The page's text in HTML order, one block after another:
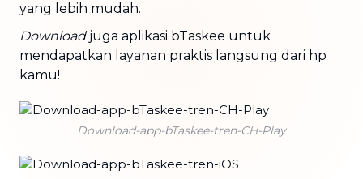
yang lebih mudah.
Downloadjuga aplikasi bTaskee untuk
mendapatkan layanan praktis langsung dari hp
kamu!
Download-app-bTaskee-tren-CH-Play